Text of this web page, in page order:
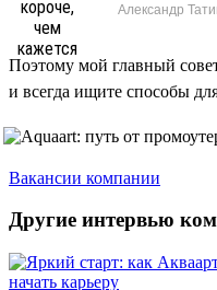
Александр
Поэтому мой главный
и всегда ищите способы
Вакансии компании
Другие интервью